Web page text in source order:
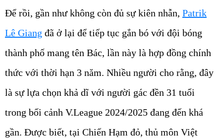
Để rồi, gần như không còn đủ sự kiên nhẫn, Patrik
Lê Giang đã ở lại để tiếp tục gắn bó với đội bóng
thành phố mang tên Bác, lần này là hợp đồng chính
thức với thời hạn 3 năm. Nhiều người cho rằng, đây
là sự lựa chọn khả dĩ với người gác đền 31 tuổi
trong bối cảnh V.League 2024/2025 đang đến khá
gần. Được biết, tại Chiến Hạm đỏ, thủ môn Việt